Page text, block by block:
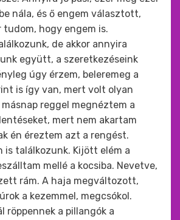
nála, és ő engem választott,
hogy engem is.
de akkor annyira
együtt, a szeretkezéseink
úgy érzem, beleremeg a
is így van, mert volt olyan
reggel megnéztem a
mert nem akartam
én éreztem azt a rengést.
is találkozunk. Kijött elém a
mellé a kocsiba. Nevetve,
rám. A haja megváltozott,
a kezemmel, megcsókol.
röppennek a pillangók a